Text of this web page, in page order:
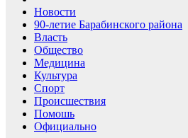
Новости
90-летие Барабинского района
Власть
Общество
Медицина
Культура
Спорт
Происшествия
Помошь
Официально